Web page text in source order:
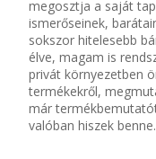
megosztja a saját
ismerőseinek,
sokszor hitelesebb
élve, magam is
privát környezetben
termékekről,
már
valóban hiszek benne.